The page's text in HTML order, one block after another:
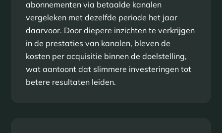
abonnementen via betaalde kanalen
vergeleken met dezelfde periode het jaar
daarvoor. Door diepere inzichten te verkrijgen
in de prestaties van kanalen, bleven de
kosten per acquisitie binnen de doelstelling,
wat aantoont dat slimmere investeringen tot
betere resultaten leiden.